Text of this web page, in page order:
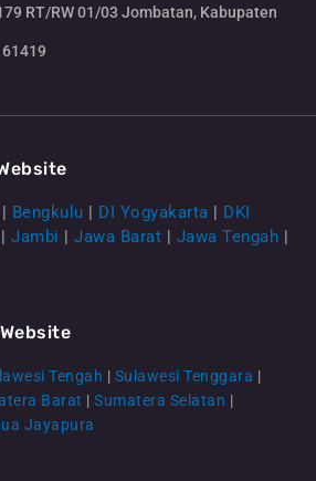
RT/RW 01/03 Jombatan, Kabupaten
| Bengkulu | DI Yogyakarta | DKI
| Jambi | Jawa Barat | Jawa Tengah |
Tengah | Sulawesi Tenggara |
Barat | Sumatera Selatan |
Jayapura